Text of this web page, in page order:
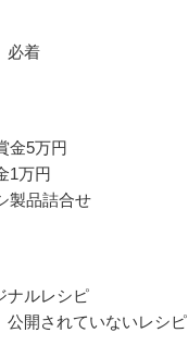
必着
金5万円
1万円
製品詰合せ
ナルレシピ
開されていないレシピ